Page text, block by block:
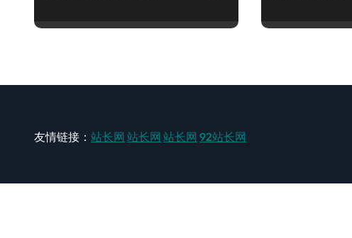
友情链接： 站长网 站长网 站长网 92站长网